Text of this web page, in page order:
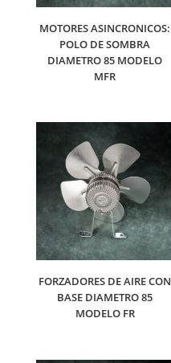
MOTORES ASINCRONICOS:
POLO DE SOMBRA
DIAMETRO 85 MODELO
MFR
FORZADORES DE AIRE CON
BASE DIAMETRO 85
MODELO FR